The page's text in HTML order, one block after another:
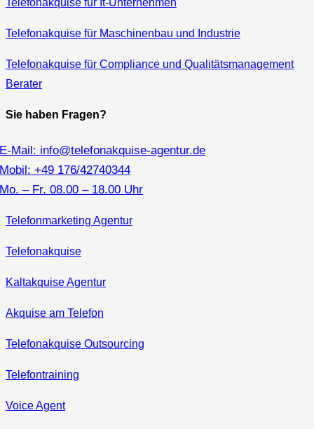
Telefonakquise für It-Unternehmen
Telefonakquise für Maschinenbau und Industrie
Telefonakquise für Compliance und Qualitätsmanagement
Berater
Sie haben Fragen?
E-Mail: info@telefonakquise-agentur.de
Mobil: +49 176/42740344
Mo. – Fr. 08.00 – 18.00 Uhr
Telefonmarketing Agentur
Telefonakquise
Kaltakquise Agentur
Akquise am Telefon
Telefonakquise Outsourcing
Telefontraining
Voice Agent